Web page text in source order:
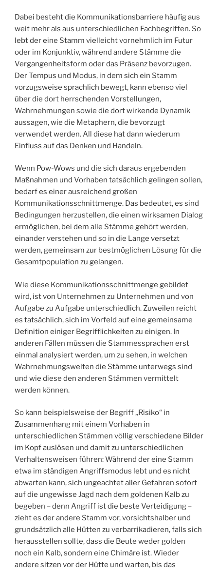
Dabei besteht die Kommunikationsbarriere häufig aus
weit mehr als aus unterschiedlichen Fachbegriffen. So
lebt der eine Stamm vielleicht vornehmlich im Futur
oder im Konjunktiv, während andere Stämme die
Vergangenheitsform oder das Präsenz bevorzugen.
Der Tempus und Modus, in dem sich ein Stamm
vorzugsweise sprachlich bewegt, kann ebenso viel
über die dort herrschenden Vorstellungen,
Wahrnehmungen sowie die dort wirkende Dynamik
aussagen, wie die Metaphern, die bevorzugt
verwendet werden. All diese hat dann wiederum
Einfluss auf das Denken und Handeln.
Wenn Pow-Wows und die sich daraus ergebenden
Maßnahmen und Vorhaben tatsächlich gelingen sollen,
bedarf es einer ausreichend großen
Kommunikationsschnittmenge. Das bedeutet, es sind
Bedingungen herzustellen, die einen wirksamen Dialog
ermöglichen, bei dem alle Stämme gehört werden,
einander verstehen und so in die Lange versetzt
werden, gemeinsam zur bestmöglichen Lösung für die
Gesamtpopulation zu gelangen.
Wie diese Kommunikationsschnittmenge gebildet
wird, ist von Unternehmen zu Unternehmen und von
Aufgabe zu Aufgabe unterschiedlich. Zuweilen reicht
es tatsächlich, sich im Vorfeld auf eine gemeinsame
Definition einiger Begrifflichkeiten zu einigen. In
anderen Fällen müssen die Stammessprachen erst
einmal analysiert werden, um zu sehen, in welchen
Wahrnehmungswelten die Stämme unterwegs sind
und wie diese den anderen Stämmen vermittelt
werden können.
So kann beispielsweise der Begriff „Risiko“ in
Zusammenhang mit einem Vorhaben in
unterschiedlichen Stämmen völlig verschiedene Bilder
im Kopf auslösen und damit zu unterschiedlichen
Verhaltensweisen führen: Während der eine Stamm
etwa im ständigen Angriffsmodus lebt und es nicht
abwarten kann, sich ungeachtet aller Gefahren sofort
auf die ungewisse Jagd nach dem goldenen Kalb zu
begeben – denn Angriff ist die beste Verteidigung –
zieht es der andere Stamm vor, vorsichtshalber und
grundsätzlich alle Hütten zu verbarrikadieren, falls sich
herausstellen sollte, dass die Beute weder golden
noch ein Kalb, sondern eine Chimäre ist. Wieder
andere sitzen vor der Hütte und warten, bis das